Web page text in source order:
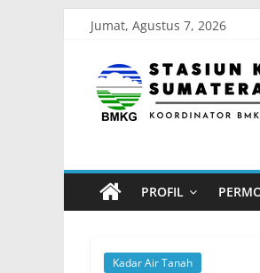
content
Jumat, Agustus 7, 2026
Stasiun
Selatan
Koordinator
PROFIL
Kadar Air Tanah